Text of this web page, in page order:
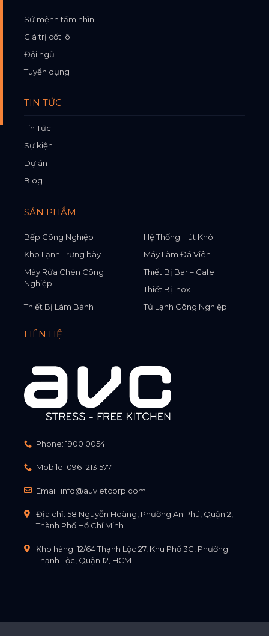
Sứ mệnh tầm nhìn
Giá trị cốt lõi
Đội ngũ
Tuyển dụng
TIN TỨC
Tin Tức
Sự kiện
Dự án
Blog
SẢN PHẨM
Bếp Công Nghiệp
Hệ Thống Hút Khói
Kho Lạnh Trưng bày
Máy Làm Đá Viên
Máy Rửa Chén Công
Nghiệp
Thiết Bị Bar – Cafe
Thiết Bị Inox
Thiết Bị Làm Bánh
Tủ Lạnh Công Nghiệp
LIÊN HỆ
Phone: 1900 0054
Mobile: 096 1213 577
Email: info@auvietcorp.com
Địa chỉ: 58 Nguyễn Hoàng, Phường An Phú, Quận 2,
Thành Phố Hồ Chí Minh
Kho hàng: 12/64 Thạnh Lộc 27, Khu Phố 3C, Phường
Thạnh Lộc, Quận 12, HCM